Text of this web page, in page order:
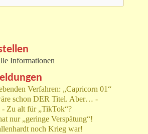
Informationen
Verfahren: „Capricorn 01“
schon DER Titel. Aber… -
Zu alt für „TikTok“?
nur „geringe Verspätung“!
noch Krieg war!